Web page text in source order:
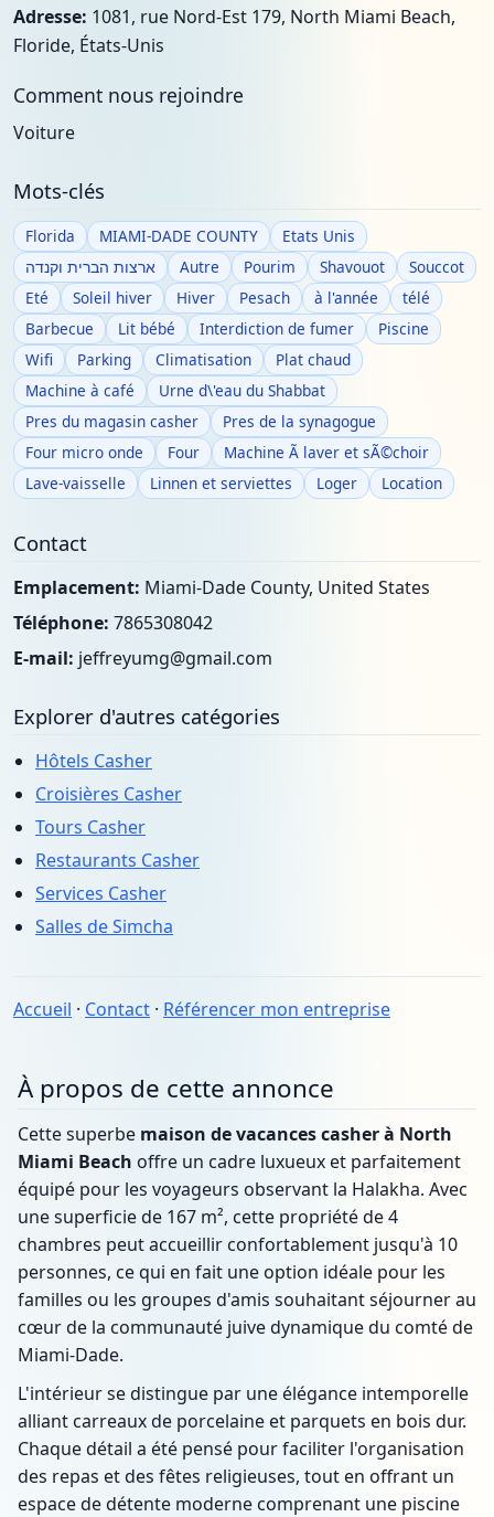
Adresse: 1081, rue Nord-Est 179, North Miami Beach,
Floride, États-Unis
Comment nous rejoindre
Voiture
Mots-clés
Florida MIAMI-DADE COUNTY
Etats Unis
ארצות הברית וקנדה
Autre Pourim Shavouot
Souccot
Eté
Soleil hiver Hiver Pesach à l'année
télé
Barbecue
Lit bébé Interdiction de fumer
Piscine
Wifi
Parking Climatisation
Plat chaud
Machine à café
Urne d\'eau du Shabbat
Pres du magasin casher
Pres de la synagogue
Four micro onde
Four
Machine Ã laver et sÃ©choir
Lave-vaisselle
Linnen et serviettes Loger Location
Contact
Emplacement: Miami-Dade County, United States
Téléphone: 7865308042
E-mail: jeffreyumg@gmail.com
Explorer d'autres catégories
Hôtels Casher
Croisières Casher
Tours Casher
Restaurants Casher
Services Casher
Salles de Simcha
Accueil · Contact · Référencer mon entreprise
À propos de cette annonce
Cette superbe maison de vacances casher à North
Miami Beach offre un cadre luxueux et parfaitement
équipé pour les voyageurs observant la Halakha. Avec
une superficie de 167 m², cette propriété de 4
chambres peut accueillir confortablement jusqu'à 10
personnes, ce qui en fait une option idéale pour les
familles ou les groupes d'amis souhaitant séjourner au
cœur de la communauté juive dynamique du comté de
Miami-Dade.
L'intérieur se distingue par une élégance intemporelle
alliant carreaux de porcelaine et parquets en bois dur.
Chaque détail a été pensé pour faciliter l'organisation
des repas et des fêtes religieuses, tout en offrant un
espace de détente moderne comprenant une piscine